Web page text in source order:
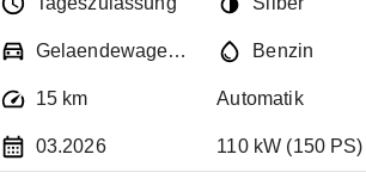
Gelaendewagen / Pickup Benzin
15 km Automatik
03.2026 110 kW (150 PS)